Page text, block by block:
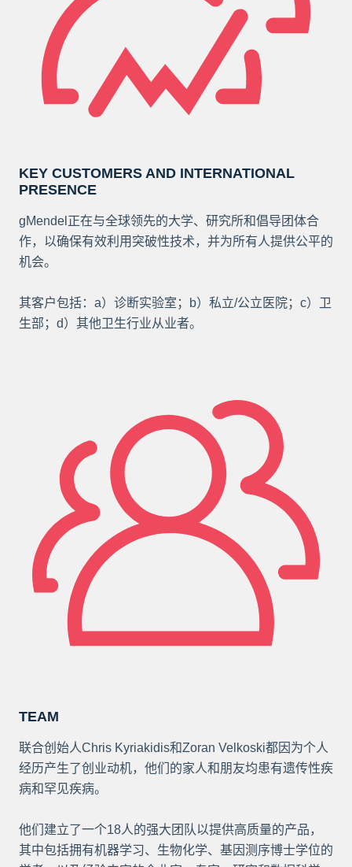
KEY CUSTOMERS AND INTERNATIONAL
PRESENCE
gMendel正在与全球领先的大学、研究所和倡导团体合
作，以确保有效利用突破性技术，并为所有人提供公平的
机会。
其客户包括：a）诊断实验室；b）私立/公立医院；c）卫
生部；d）其他卫生行业从业者。
TEAM
联合创始人Chris Kyriakidis和Zoran Velkoski都因为个人
经历产生了创业动机，他们的家人和朋友均患有遗传性疾
病和罕见疾病。
他们建立了一个18人的强大团队以提供高质量的产品，
其中包括拥有机器学习、生物化学、基因测序博士学位的